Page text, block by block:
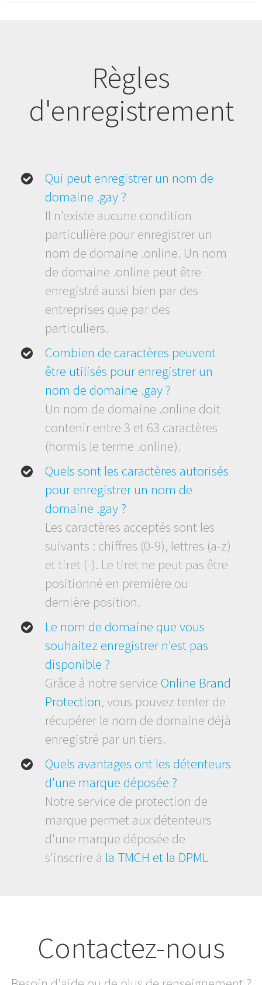
Règles
d'enregistrement
Qui peut enregistrer un nom de
domaine .gay ?
Il n'existe aucune condition
particulière pour enregistrer un
nom de domaine .online. Un nom
de domaine .online peut être
enregistré aussi bien par des
entreprises que par des
particuliers.
Combien de caractères peuvent
être utilisés pour enregistrer un
nom de domaine .gay ?
Un nom de domaine .online doit
contenir entre 3 et 63 caractères
(hormis le terme .online).
Quels sont les caractères autorisés
pour enregistrer un nom de
domaine .gay ?
Les caractères acceptés sont les
suivants : chiffres (0-9), lettres (a-z)
et tiret (-). Le tiret ne peut pas être
positionné en première ou
dernière position.
Le nom de domaine que vous
souhaitez enregistrer n'est pas
disponible ?
Grâce à notre serviceOnline Brand
Protection, vous pouvez tenter de
récupérer le nom de domaine déjà
enregistré par un tiers.
Quels avantages ont les détenteurs
d'une marque déposée ?
Notre service de protection de
marque permet aux détenteurs
d'une marque déposée de
s'inscrire à la TMCH et la DPML
Contactez-nous